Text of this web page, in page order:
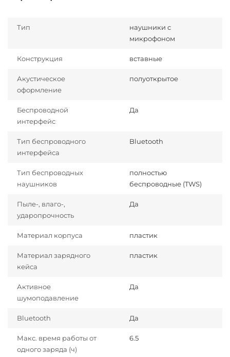
Тип
наушники с
микрофоном
Конструкция вставные
Акустическое
оформление
полуоткрытое
Беспроводной
интерфейс
Да
Тип беспроводного
интерфейса
Bluetooth
Тип беспроводных
наушников
полностью
беспроводные (TWS)
Пыле-, влаго-,
ударопрочность
Да
Материал корпуса пластик
Материал зарядного
кейса
пластик
Активное
шумоподавление
Да
Bluetooth Да
Макс. время работы от
одного заряда (ч)
6.5